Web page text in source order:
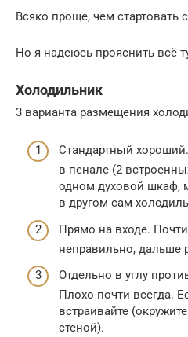
Всяко проще, чем стартовать
Но я надеюсь прояснить всё
Холодильник
3 варианта размещения
Стандартный
в пенале (2
одном духовой шкаф,
в другом сам
Прямо на входе.
неправильно, дальше
Отдельно в углу
Плохо почти всегда.
встраивайте
стеной).